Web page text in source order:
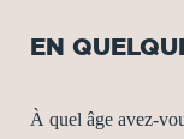
EN
À quel âge avez-